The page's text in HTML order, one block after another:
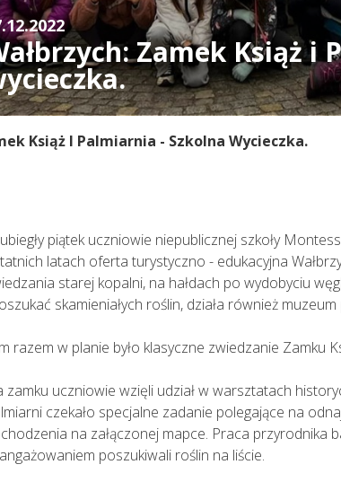
Zamek Książ i
Książ I Palmiarnia - Szkolna Wycieczka.
piątek uczniowie niepublicznej szkoły
latach oferta turystyczno - edukacyjna
starej kopalni, na hałdach po wydobyciu
skamieniałych roślin, działa również
razem w planie było klasyczne zwiedzanie Zamku
zamku uczniowie wzięli udział w warsztatach
czekało specjalne zadanie polegające na
na załączonej mapce. Praca przyrodnika
poszukiwali roślin na liście.